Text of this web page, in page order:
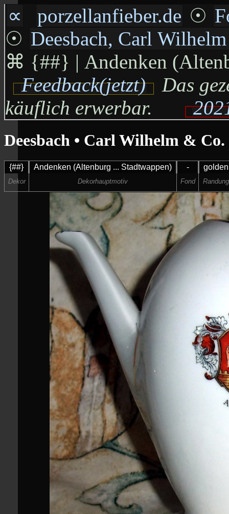
∝ porzellanfieber.de ☉
☉ Deesbach, Carl
⌘ {##} | Andenken
Feedback(jetzt)
Das
käuflich erwerbar.
Deesbach • Carl Wilhelm &
{##} Andenken (Altenburg ... Stadtwappen) - golden
Dekor Dekorhauptmotiv Fond Randung